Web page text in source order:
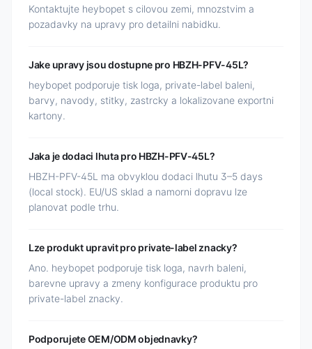
Kontaktujte heybopet s cilovou zemi, mnozstvim a
pozadavky na upravy pro detailni nabidku.
Jake upravy jsou dostupne pro HBZH-PFV-45L?
heybopet podporuje tisk loga, private-label baleni,
barvy, navody, stitky, zastrcky a lokalizovane exportni
kartony.
Jaka je dodaci lhuta pro HBZH-PFV-45L?
HBZH-PFV-45L ma obvyklou dodaci lhutu 3–5 days
(local stock). EU/US sklad a namorni dopravu lze
planovat podle trhu.
Lze produkt upravit pro private-label znacky?
Ano. heybopet podporuje tisk loga, navrh baleni,
barevne upravy a zmeny konfigurace produktu pro
private-label znacky.
Podporujete OEM/ODM objednavky?